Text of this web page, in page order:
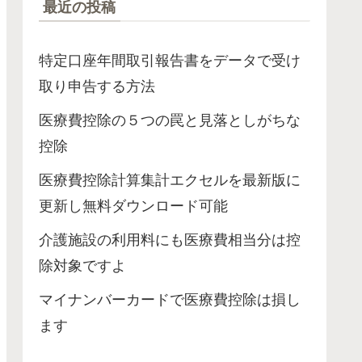
最近の投稿
特定口座年間取引報告書をデータで受け
取り申告する方法
医療費控除の５つの罠と見落としがちな
控除
医療費控除計算集計エクセルを最新版に
更新し無料ダウンロード可能
介護施設の利用料にも医療費相当分は控
除対象ですよ
マイナンバーカードで医療費控除は損し
ます